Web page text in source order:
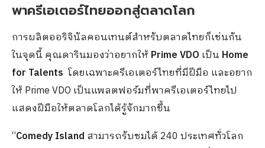
พาครีเอเตอร์ไทยออกสู่ตลาดโลก
การผลิตออริจินัลคอนเทนต์สำหรับตลาดไทยก็เช่นกัน
ในจุดนี้ คุณดารินมองว่าอยากให้ Prime VDO เป็น Home
for Talents โดยเฉพาะครีเอเตอร์ไทยที่มีฝีมือ และอยาก
ให้ Prime VDO เป็นแพลตฟอร์มที่พาครีเอเตอร์ไทยไป
แสดงฝีมือให้ตลาดโลกได้รู้จักมากขึ้น
“Comedy Island สามารถรับชมได้ 240 ประเทศทั่วโลก